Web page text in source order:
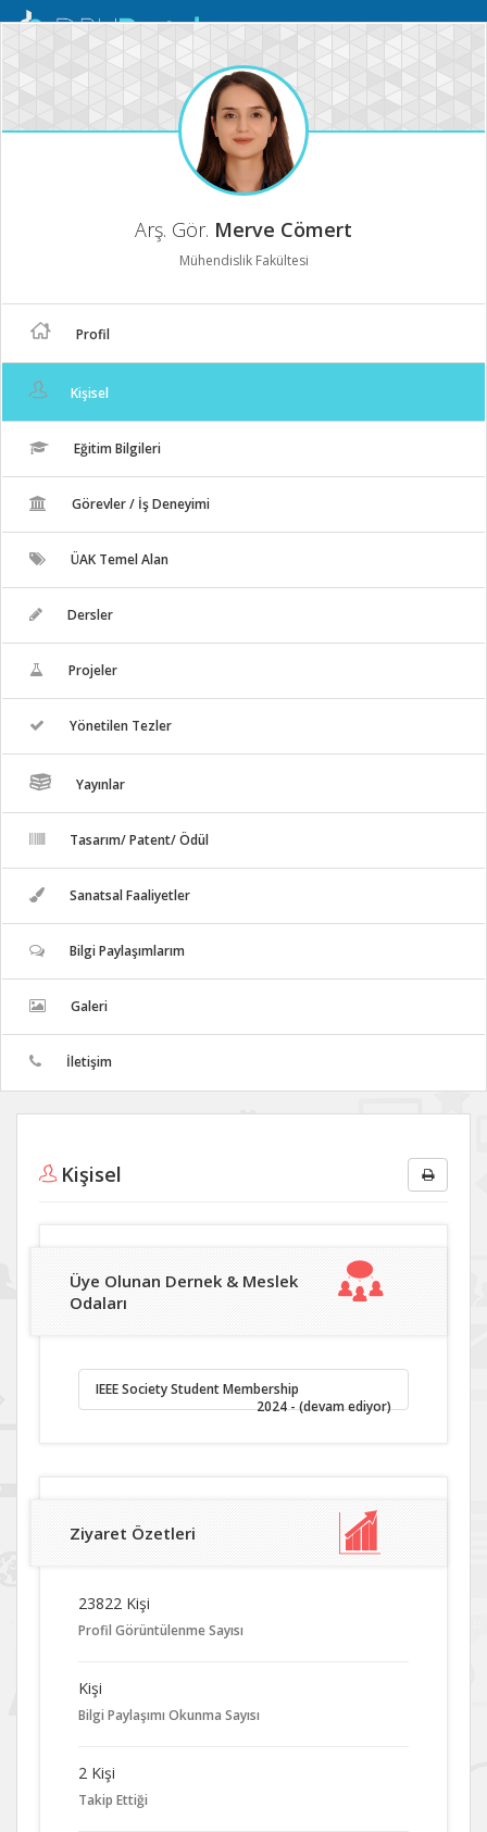
Mobil
Arş. Gör. Merve Cömert
Mühendislik Fakültesi
Profil
Kişisel
Eğitim Bilgileri
Görevler / İş Deneyimi
ÜAK Temel Alan
Dersler
Projeler
Yönetilen Tezler
Yayınlar
Tasarım/ Patent/ Ödül
Sanatsal Faaliyetler
Bilgi Paylaşımlarım
Galeri
İletişim
Kişisel
Üye Olunan Dernek & Meslek
Odaları
IEEE Society Student Membership
2024 - (devam ediyor)
Ziyaret Özetleri
23822 Kişi
Profil Görüntülenme Sayısı
Kişi
Bilgi Paylaşımı Okunma Sayısı
2 Kişi
Takip Ettiği